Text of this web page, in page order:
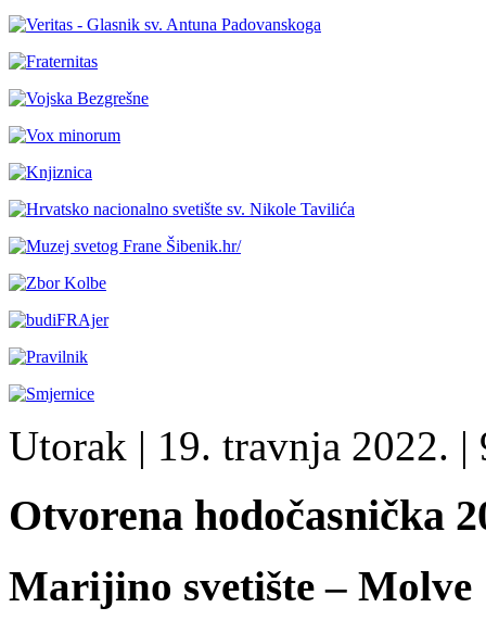
Utorak | 19. travnja 2022. |
Otvorena hodočasnička
Marijino svetište – Molve